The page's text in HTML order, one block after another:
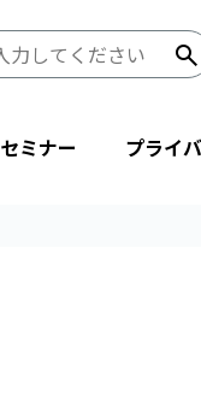
ミナー プライ